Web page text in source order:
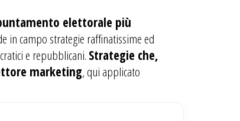
elettorale più
in campo strategie raffinatissime ed
e repubblicani. Strategie che,
marketing, qui applicato